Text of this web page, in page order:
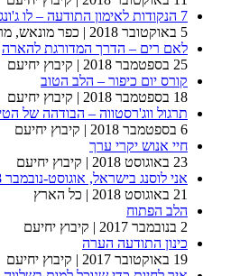
7 הנקודות לאימון התודעה – לו ג'ונג
5 באוקטובר 2018
| כפר מונאש,
לאם רים – הדרך המדורגת להארה
25 בספטמבר 2018
| קיבוץ יחיעם
קורס יום כיפור – הלב הטוב
18 בספטמבר 2018
| קיבוץ יחיעם
תרגול ווג'רסטווה – הבודהה של
6 בספטמבר 2018
| קיבוץ יחיעם
חיי אנוש יקרי ערך
23 באוגוסט 2018
| קיבוץ יחיעם
אני לוסנג בישראל, אוגוסט-נובמבר 2018
21 באוגוסט 2018
| כל הארץ
הלב הפתוח
2 בנובמבר 2017
| קיבוץ יחיעם
כינון התודעה הערה
19 באוקטובר 2017
| קיבוץ יחיעם